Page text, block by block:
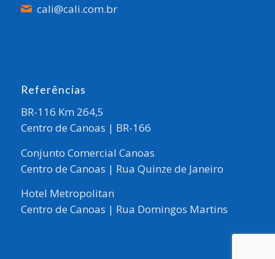
cali@cali.com.br
Referências
BR-116 Km 264,5
Centro de Canoas | BR-166
Conjunto Comercial Canoas
Centro de Canoas | Rua Quinze de Janeiro
Hotel Metropolitan
Centro de Canoas | Rua Domingos Martins